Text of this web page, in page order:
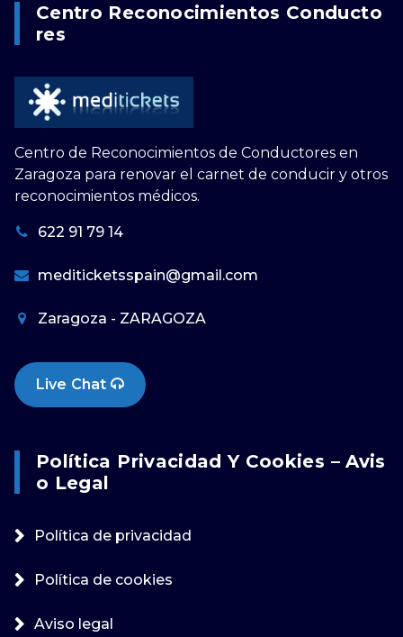
Centro Reconocimientos Conducto
Res
Centro de Reconocimientos de Conductores en
Zaragoza para renovar el carnet de conducir y otros
reconocimientos médicos.
622 91 79 14
mediticketsspain@gmail.com
Zaragoza - ZARAGOZA
Live Chat
Política Privacidad Y Cookies – Avis
O Legal
Política de privacidad
Política de cookies
Aviso legal